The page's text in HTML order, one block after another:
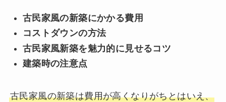
古民家風の新築にかかる費用
コストダウンの方法
古民家風新築を魅力的に見せるコツ
建築時の注意点
古民家風の新築は費用が高くなりがちとはいえ、